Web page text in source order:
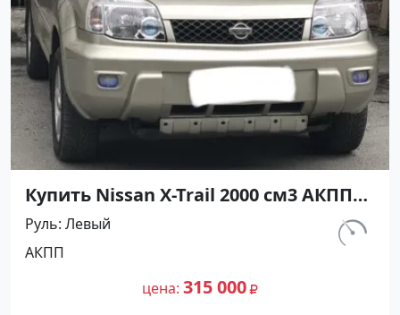
Купить Nissan X-Trail 2000 см3 АКПП
(140 л.с.) Бензин инжектор в
Армавир : цвет Бежевый
Внедорожник 2005 года по цене
315000 рублей, объявление №24600
на сайте Авторынок23
км.
Руль Левый
АКПП
цена 315 000